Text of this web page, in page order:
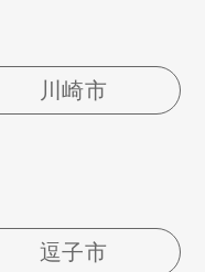
川崎市
逗子市